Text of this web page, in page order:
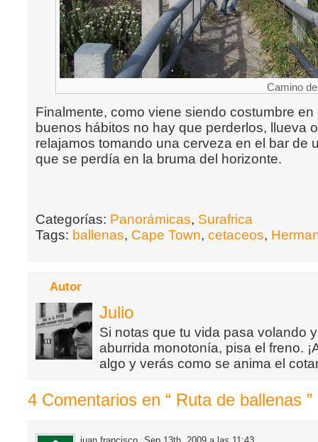
Camino
Finalmente, como viene siendo costumbre en
buenos hábitos no hay que perderlos, llueva
relajamos tomando una cerveza en el bar de
que se perdía en la bruma del horizonte.
Categorías: Panorámicas, Surafrica
Tags: ballenas, Cape Town, cetaceos,
Autor
Julio
Si notas que tu vida pasa volando
aburrida monotonía, pisa el freno.
algo y verás como se anima el
4 Comentarios en “ Ruta de ballenas ”